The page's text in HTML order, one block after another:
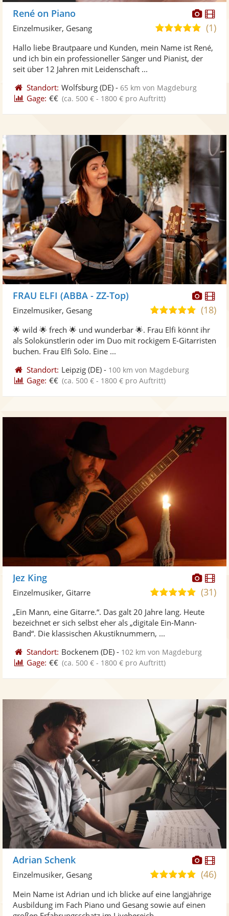
Fotos
René on Piano
5,0
5
(1)
Einzelmusiker, Gesang
Hallo liebe Brautpaare und Kunden, mein Name ist René,
und ich bin ein professioneller Sänger und Pianist, der
seit über 12 Jahren mit Leidenschaft ...
Standort: Wolfsburg (DE) -65 km von Magdeburg
Gage: €€ (ca. 500 € - 1800 € pro Auftritt)
Fotos
FRAU ELFI (ABBA - ZZ-Top)
5,0
5
(18)
Einzelmusiker, Gesang
🌟 wild 🌟 frech 🌟 und wunderbar 🌟. Frau Elfi könnt ihr
als Solokünstlerin oder im Duo mit rockigem E-Gitarristen
buchen. Frau Elfi Solo. Eine ...
Standort: Leipzig (DE) - 100 km von Magdeburg
Gage: €€ (ca. 500 € - 1800 € pro Auftritt)
Fotos
Jez King
5,0
5
(31)
Einzelmusiker, Gitarre
„Ein Mann, eine Gitarre.“. Das galt 20 Jahre lang. Heute
bezeichnet er sich selbst eher als „digitale Ein-Mann-
Band“. Die klassischen Akustiknummern, ...
Standort: Bockenem (DE) - 102 km von Magdeburg
Gage: €€ (ca. 500 € - 1800 € pro Auftritt)
Fotos
Adrian Schenk
5,0
5
(46)
Einzelmusiker, Gesang
Mein Name ist Adrian und ich blicke auf eine langjährige
Ausbildung im Fach Piano und Gesang sowie auf einen